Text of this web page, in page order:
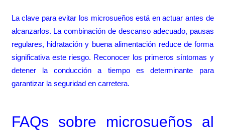
La clave para evitar los microsueños está en actuar antes de
alcanzarlos. La combinación de descanso adecuado, pausas
regulares, hidratación y buena alimentación reduce de forma
significativa este riesgo. Reconocer los primeros síntomas y
detener la conducción a tiempo es determinante para
garantizar la seguridad en carretera.
FAQs sobre microsueños al